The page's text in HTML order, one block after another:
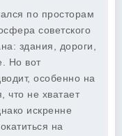
по просторам
советского
здания, дороги,
Но вот
особенно на
что не хватает
искренне
на